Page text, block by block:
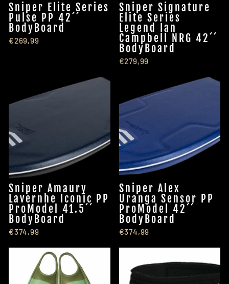
Sniper Elite Series
Pulse PP 42´´
BodyBoard
€269,99
Sniper Signature
Elite Series
Legend Ian
Campbell NRG 42´´
BodyBoard
€279,99
Sniper Amaury
Lavernhe Iconic PP
ProModel 41.5´´
BodyBoard
€374,99
Sniper Alex
Uranga Sensor PP
ProModel 42´´
BodyBoard
€374,99